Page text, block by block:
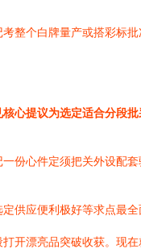
考整个白牌量产或搭彩标
心提议为选定适合分段
一份心件定须把关外设配
定供应便利极好等求点最
开漂亮品突破收获。现